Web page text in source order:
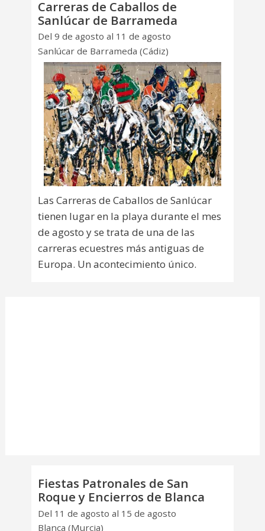
Carreras de Caballos de
Sanlúcar de Barrameda
Del 9 de agosto al 11 de agosto
Sanlúcar de Barrameda (Cádiz)
Las Carreras de Caballos de Sanlúcar
tienen lugar en la playa durante el mes
de agosto y se trata de una de las
carreras ecuestres más antiguas de
Europa. Un acontecimiento único.
Fiestas Patronales de San
Roque y Encierros de Blanca
Del 11 de agosto al 15 de agosto
Blanca (Murcia)